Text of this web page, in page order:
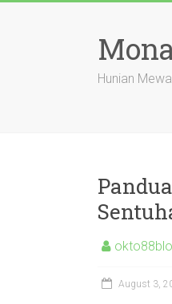
Hunian
August 3,